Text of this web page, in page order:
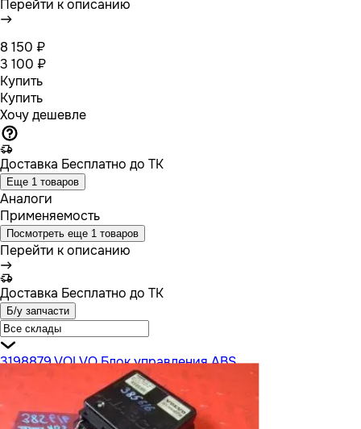
Перейти к описанию
8 150 ₽
3 100 ₽
Купить
Купить
Хочу дешевле
Доставка Бесплатно до ТК
Еще 1 товаров
Аналоги
Применяемость
Посмотреть еще 1 товаров
Перейти к описанию
Доставка Бесплатно до ТК
Б/у запчасти
3198879 VOLVO Блок управления ABS